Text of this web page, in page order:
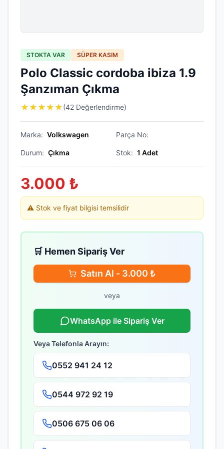
STOKTA VAR SÜPER KASIM
Polo Classic cordoba ibiza 1.9
Şanzıman Çıkma
★ ★ ★ ★ ★(42 Değerlendirme)
Marka: Volkswagen Parça No:
Durum: Çıkma Stok: 1 Adet
3.000 ₺
⚠️ Stok ve fiyat bilgisi temsilidir
🛒 Hemen Sipariş Ver
Satın Al - 3.000 ₺
veya
WhatsApp ile Sipariş Ver
Veya Telefonla Arayın:
0552 941 24 12
0544 972 92 19
0506 675 06 06